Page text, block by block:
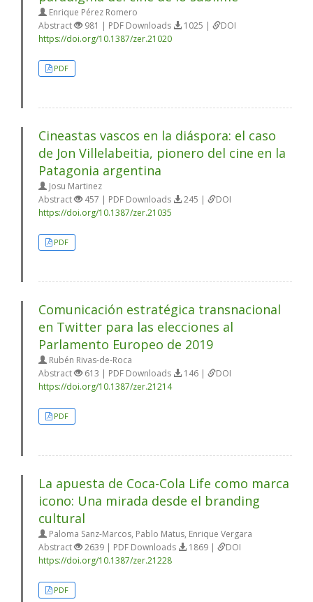
Enrique Pérez Romero
Abstract
981 | PDF Downloads 1025 |
DOI
https://doi.org/10.1387/zer.21020
PDF
Cineastas vascos en la diáspora: el caso
de Jon Villelabeitia, pionero del cine en la
Patagonia argentina
Josu Martinez
Abstract
457 | PDF Downloads 245 |
DOI
https://doi.org/10.1387/zer.21035
PDF
Comunicación estratégica transnacional
en Twitter para las elecciones al
Parlamento Europeo de 2019
Rubén Rivas-de-Roca
Abstract
613 | PDF Downloads 146 |
DOI
https://doi.org/10.1387/zer.21214
PDF
La apuesta de Coca-Cola Life como marca
icono: Una mirada desde el branding
cultural
Paloma Sanz-Marcos, Pablo Matus, Enrique Vergara
Abstract
2639 | PDF Downloads 1869 |
DOI
https://doi.org/10.1387/zer.21228
PDF